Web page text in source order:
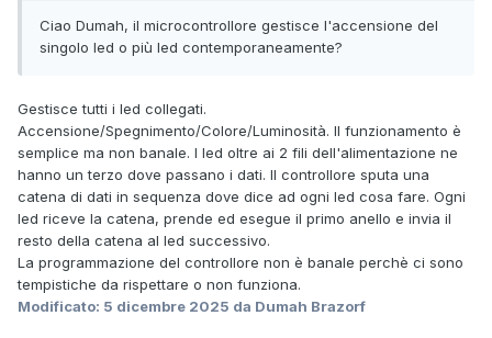
Ciao Dumah, il microcontrollore gestisce l'accensione del
singolo led o più led contemporaneamente?
Gestisce tutti i led collegati.
Accensione/Spegnimento/Colore/Luminosità. Il funzionamento è
semplice ma non banale. I led oltre ai 2 fili dell'alimentazione ne
hanno un terzo dove passano i dati. Il controllore sputa una
catena di dati in sequenza dove dice ad ogni led cosa fare. Ogni
led riceve la catena, prende ed esegue il primo anello e invia il
resto della catena al led successivo.
La programmazione del controllore non è banale perchè ci sono
tempistiche da rispettare o non funziona.
Modificato: 5 dicembre 2025 da Dumah Brazorf